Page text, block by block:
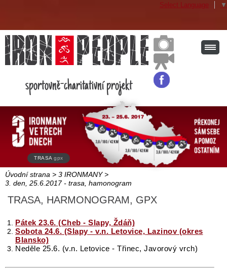
Select Language ▼
sportovně-charitativní projekt
TRASAgpx
Úvodní strana > 3 IRONMANY>
3. den, 25.6.2017 - trasa, hamonogram
TRASA, HARMONOGRAM, GPX
Pátek 23.6. (Cheb - Slapy, Ždáň)
Sobota 24.6. (Slapy - v.n. Letovice, Lazinov (okres
Blansko)
Neděle 25.6. (v.n. Letovice - Třinec, Javorový vrch)